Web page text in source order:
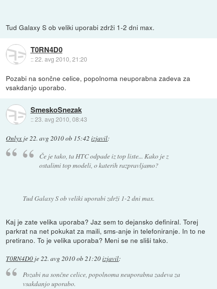
Tud Galaxy S ob veliki uporabi zdrži 1-2 dni max.
T0RN4D0
::22. avg 2010, 21:20
Pozabi na sončne celice, popolnoma neuporabna zadeva za
vsakdanjo uporabo.
SmeskoSnezak
::23. avg 2010, 08:43
Onlyx je22. avg 2010 ob 15:42 izjavil:
Če je tako, ta HTC odpade iz top liste... Kako je z
ostalimi top modeli, o katerih razpravljamo?
Tud Galaxy S ob veliki uporabi zdrži 1-2 dni max.
Kaj je zate velika uporaba? Jaz sem to dejansko definiral. Torej
parkrat na net pokukat za maili, sms-anje in telefoniranje. In to ne
pretirano. To je velika uporaba? Meni se ne sliši tako.
T0RN4D0 je22. avg 2010 ob 21:20izjavil:
Pozabi na sončne celice, popolnoma neuporabna zadeva za
vsakdanjo uporabo.